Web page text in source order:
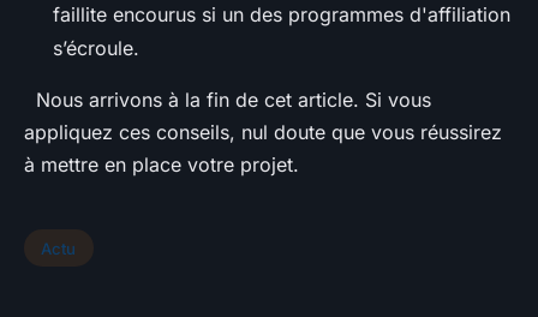
faillite encourus si un des programmes d'affiliation
s’écroule.
Nous arrivons à la fin de cet article. Si vous
appliquez ces conseils, nul doute que vous réussirez
à mettre en place votre projet.
Actu